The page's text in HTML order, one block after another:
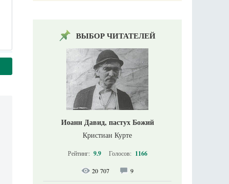
ВЫБОР ЧИТАТЕЛЕЙ
Иоанн Давид, пастух Божий
Кристиан Курте
Рейтинг: 9.9 Голосов: 1166
20 707 9